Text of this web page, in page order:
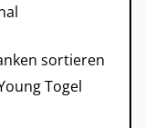
sortieren
Togel